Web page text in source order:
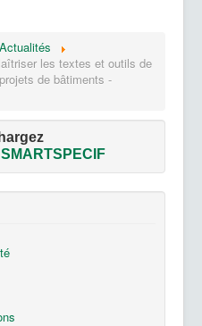
Actualités
les textes et outils de
de bâtiments -